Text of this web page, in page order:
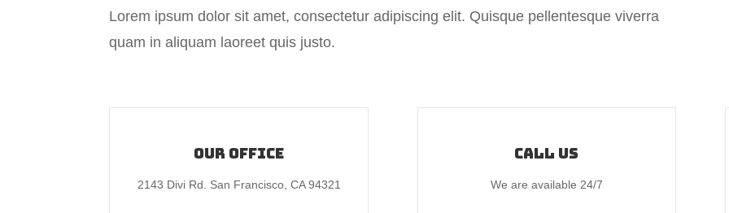
Lorem ipsum dolor sit amet, consectetur adipiscing elit. Quisque pellentesque viverra
quam in aliquam laoreet quis justo.
Our Office
2143 Divi Rd. San Francisco, CA 94321
Call us
We are available 24/7